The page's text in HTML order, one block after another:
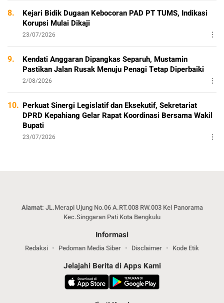
8.
Kejari Bidik Dugaan Kebocoran PAD PT TUMS, Indikasi
Korupsi Mulai Dikaji
23/07/2026
9.
Kendati Anggaran Dipangkas Separuh, Mustamin
Pastikan Jalan Rusak Menuju Penagi Tetap Diperbaiki
2/08/2026
10. Perkuat Sinergi Legislatif dan Eksekutif, Sekretariat
DPRD Kepahiang Gelar Rapat Koordinasi Bersama Wakil
Bupati
23/07/2026
Alamat: JL.Merapi Ujung No.06 A.RT.008 RW.003 Kel Panorama
Kec.Singgaran Pati Kota Bengkulu
Informasi
Redaksi Pedoman Media Siber Disclaimer Kode Etik
Jelajahi Berita di Apps Kami